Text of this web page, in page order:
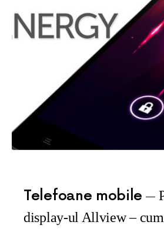
Telefoane mobile
display-ul Allview –